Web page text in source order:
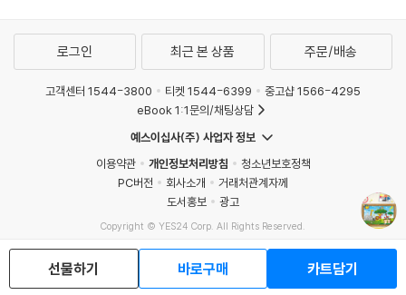
선물하기 바로구매 카트담기
로그인 최근 본 상품 주문/배송
고객센터 1544-3800 티켓 1544-6399
중고샵 1566-4295
eBook 1:1문의/채팅상담
예스이십사(주) 사업자 정보
이용약관
개인정보처리방침
청소년보호정책
PC버전
회사소개
거래처관계자께
도서홍보
광고
Copyright © YES24 Corp. All Rights Reserved.